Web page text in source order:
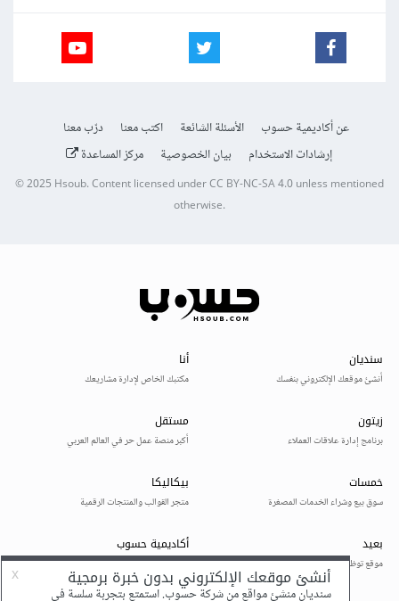
عن أكاديمية حسوب الأسئلة الشائعة اكتب معنا
درّب معنا
إرشادات الاستخدام
بيان الخصوصية مركز المساعدة
© 2025Hsoub.Content licensed underCC BY-NC-SA 4.0unless mentioned
otherwise.